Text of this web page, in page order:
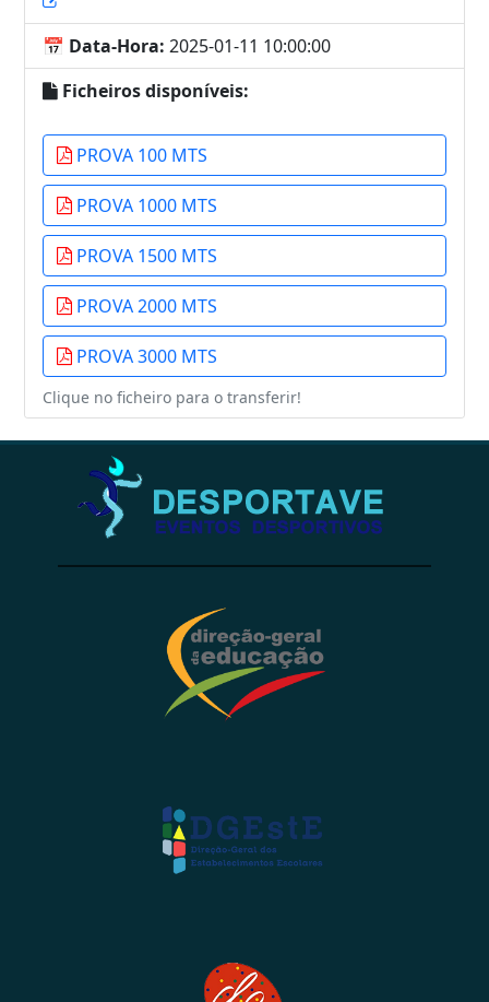
📅 Data-Hora: 2025-01-11 10:00:00
Ficheiros disponíveis:
PROVA 100 MTS
PROVA 1000 MTS
PROVA 1500 MTS
PROVA 2000 MTS
PROVA 3000 MTS
Clique no ficheiro para o transferir!